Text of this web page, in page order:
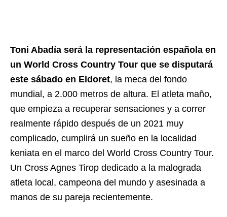
Toni Abadía será la representación española en
un World Cross Country Tour que se disputará
este sábado en Eldoret, la meca del fondo
mundial, a 2.000 metros de altura. El atleta maño,
que empieza a recuperar sensaciones y a correr
realmente rápido después de un 2021 muy
complicado, cumplirá un sueño en la localidad
keniata en el marco del World Cross Country Tour.
Un Cross Agnes Tirop dedicado a la malograda
atleta local, campeona del mundo y asesinada a
manos de su pareja recientemente.